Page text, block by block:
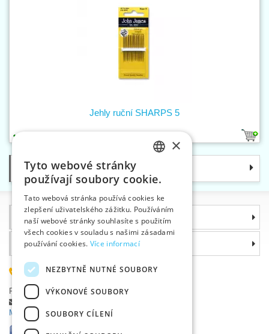
Jehly ruční SHARPS 5
Kategorie
Informace
Proč si zvolit právě nás
585 051 217
Plzeňská 868, 783 91 Uničov, Česká republika
Položit dotaz
Máte problémy s přihlášením ?
ENGLISH
GERMAN
×
Tyto webové stránky
používají soubory cookie.
Tato webová stránka používá cookies ke
zlepšení uživatelského zážitku. Používáním
naší webové stránky souhlasíte s použitím
všech cookies v souladu s našimi zásadami
používání cookies. Více informací
NEZBYTNĚ NUTNÉ SOUBORY
VÝKONOVÉ SOUBORY
SOUBORY CÍLENÍ